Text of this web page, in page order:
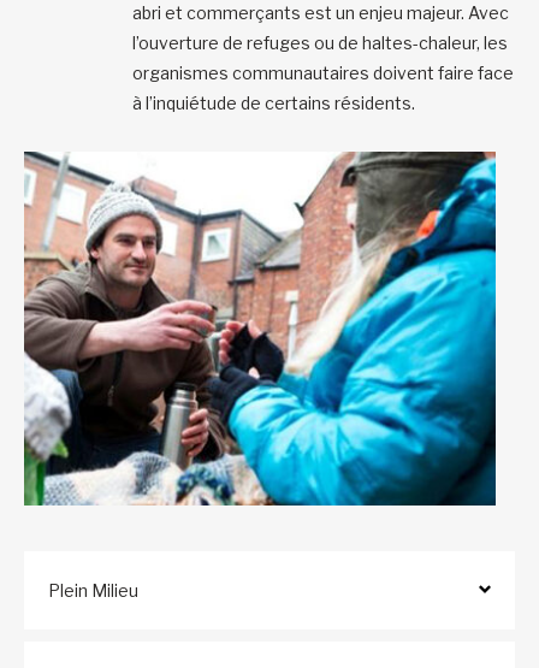
abri et commerçants est un enjeu majeur. Avec
l’ouverture de refuges ou de haltes-chaleur, les
organismes communautaires doivent faire face
à l’inquiétude de certains résidents.
Plein Milieu